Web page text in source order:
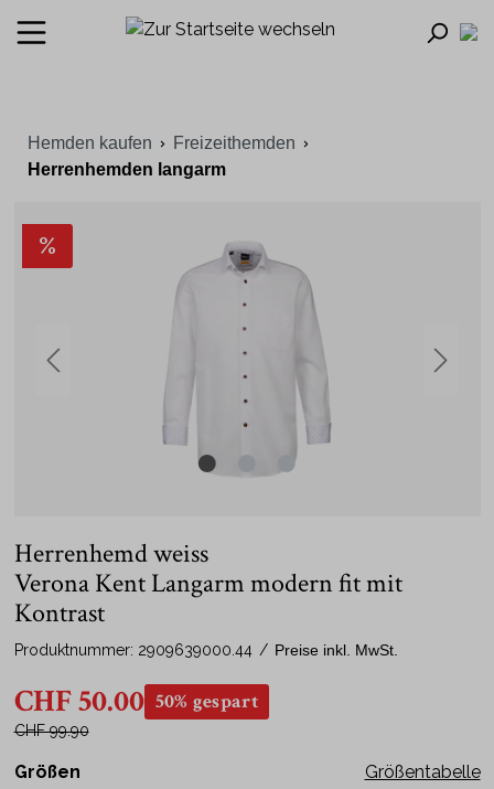
Hemden kaufen
Freizeithemden
Herrenhemden langarm
%
Herrenhemd weiss
Verona Kent Langarm modern fit mit
Kontrast
Produktnummer: 2909639000.44 / Preise inkl. MwSt.
CHF 50.00 50% gespart
CHF 99.90
Größentabelle
Größen